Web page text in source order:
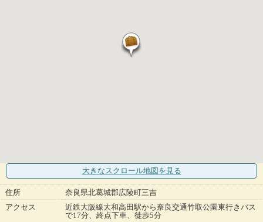
大きなスクロール地図 を見る
住所
奈良県北葛城郡広陵町三吉
アクセス
近鉄大阪線大和高田駅から奈良交通竹取公園東行きバス
で17分、終点下車、徒歩5分